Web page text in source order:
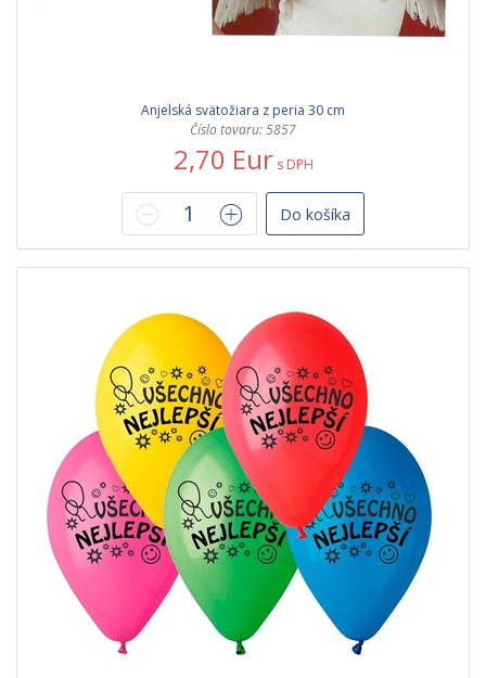
Anjelská svätožiara z peria 30 cm
Číslo tovaru: 5857
2,70 Eur s DPH
Do košíka